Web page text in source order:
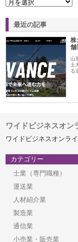
最近の記事
株
舗
山
土
る
ワイドビジネスオン
ワイドビジネスオンラ
カテゴリー
士業（専門職種）
運送業
人材紹介業
製造業
通信業
小売業・販売業